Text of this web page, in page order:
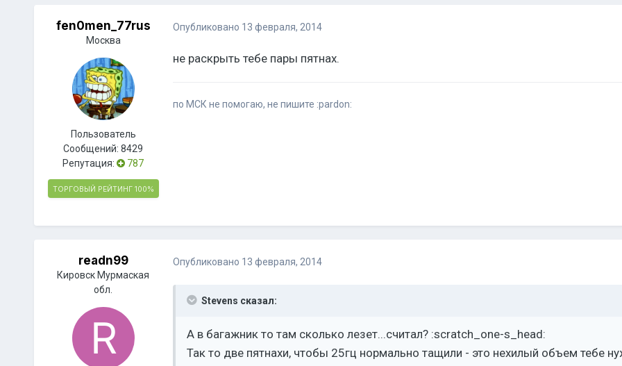
fen0men_77rus
Москва
Пользователь
Сообщений:8429
Репутация:
787
ТОРГОВЫЙ РЕЙТИНГ 100%
Опубликовано 13 февраля, 2014
не раскрыть тебе пары пятнах.
по МСК не помогаю, не пишите :pardon:
readn99
Кировск Мурмаская
обл.
Опубликовано 13 февраля, 2014
Stevens сказал:
А в багажник то там сколько лезет...считал? :scratch_one-s_head:
Так то две пятнахи, чтобы 25гц нормально тащили - это нехилый объем тебе